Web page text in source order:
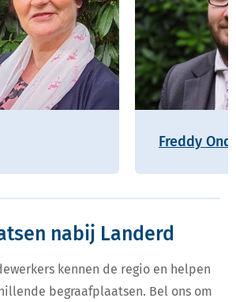
Freddy
nabij Landerd
kennen de regio en helpen
begraafplaatsen. Bel ons om